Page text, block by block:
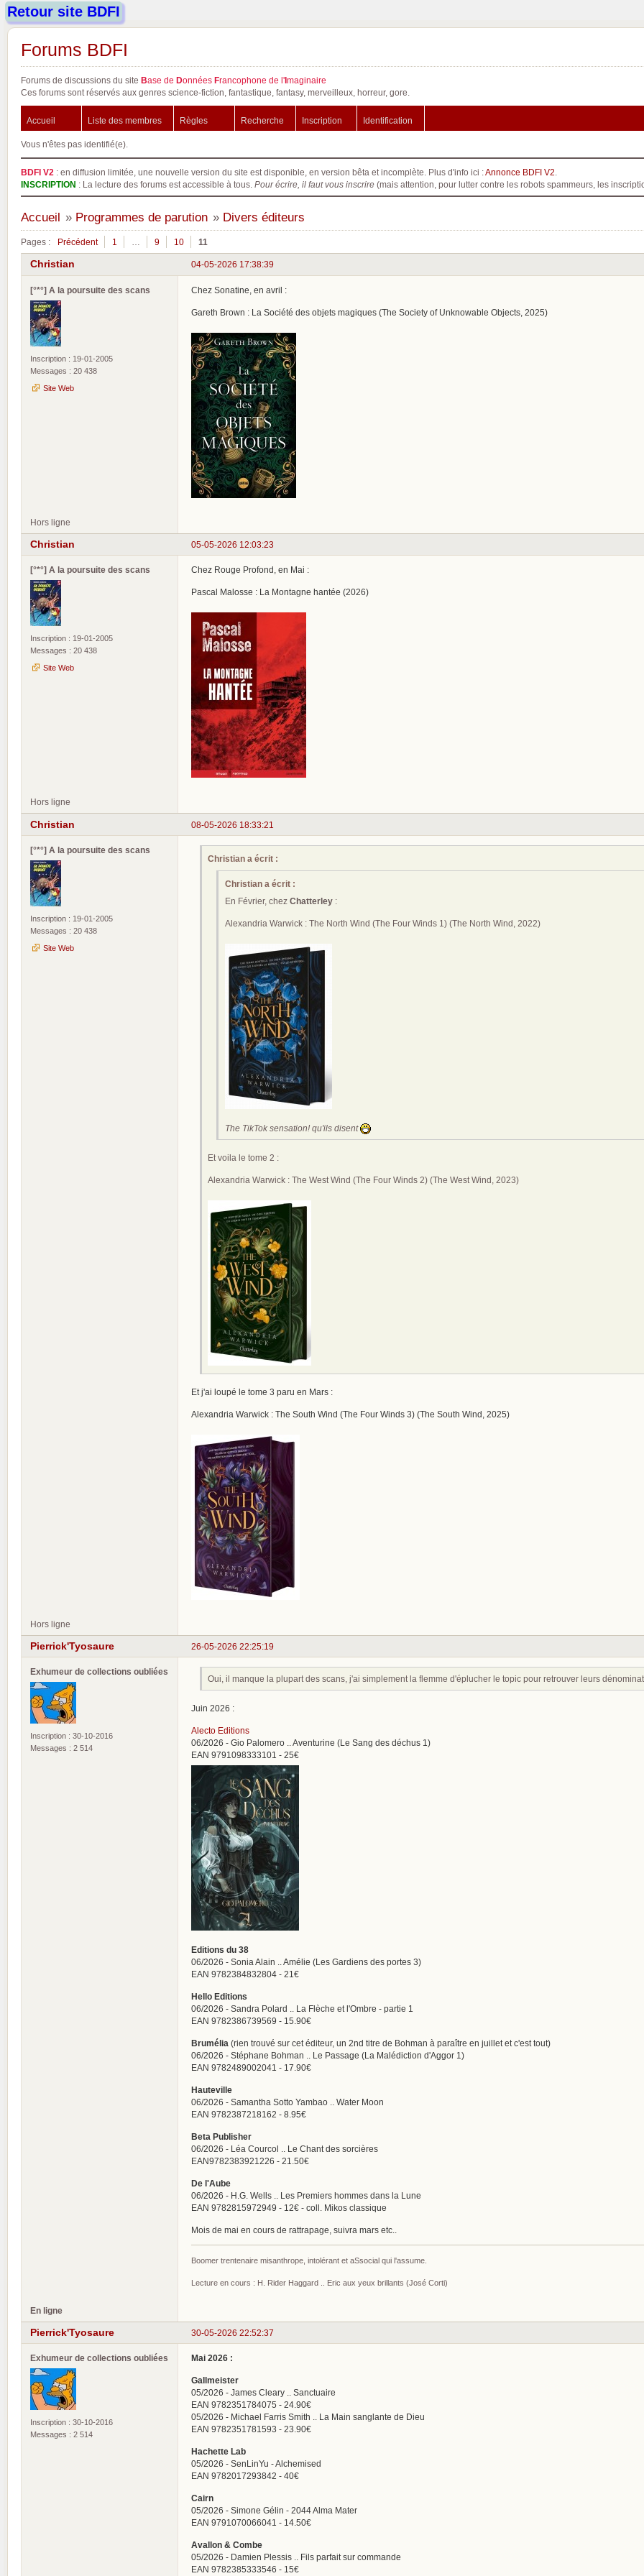
Retour site BDFI
Forums BDFI
Forums de discussions du site Base de Données Francophone de l'Imaginaire
Ces forums sont réservés aux genres science-fiction, fantastique, fantasy, merveilleux, horreur, gore.
Accueil Liste des membres Règles Recherche Inscription Identification
Vous n'êtes pas identifié(e).
BDFI V2 : en diffusion limitée, une nouvelle version du site est disponible, en version bêta et incomplète. Plus d'info ici :Annonce BDFI V2
INSCRIPTION : La lecture des forums est accessible à tous. Pour écrire, il faut vous inscrire (mais attention, pour lutter contre les robots spammeurs, les
Accueil » Programmes de parution » Divers éditeurs
Pages : Précédent 1 9 10 11
04-05-2026 17:38:39
Christian
[°*°] A la poursuite des scans
Inscription : 19-01-2005
Messages : 20 438
Site Web
Chez Sonatine, en avril :
Gareth Brown : La Société des objets magiques (The Society of Unknowable Objects, 2025)
Hors ligne
05-05-2026 12:03:23
Christian
[°*°] A la poursuite des scans
Inscription : 19-01-2005
Messages : 20 438
Site Web
Chez Rouge Profond, en Mai :
Pascal Malosse : La Montagne hantée (2026)
Hors ligne
08-05-2026 18:33:21
Christian
[°*°] A la poursuite des scans
Inscription : 19-01-2005
Messages : 20 438
Site Web
Christian a écrit :
Christian a écrit :
En Février, chez Chatterley:
Alexandria Warwick : The North Wind (The Four Winds 1) (The North Wind, 2022)
The TikTok sensation! qu'ils disent
Et voila le tome 2 :
Alexandria Warwick : The West Wind (The Four Winds 2) (The West Wind, 2023)
Et j'ai loupé le tome 3 paru en Mars :
Alexandria Warwick : The South Wind (The Four Winds 3) (The South Wind, 2025)
Hors ligne
26-05-2026 22:25:19
Pierrick'Tyosaure
Exhumeur de collections oubliées
Inscription : 30-10-2016
Messages : 2 514
Oui, il manque la plupart des scans, j'ai simplement la flemme d'éplucher le topic pour retrouver leurs
Juin 2026 :
Alecto Editions
06/2026 - Gio Palomero .. Aventurine (Le Sang des déchus 1)
EAN 9791098333101 - 25€
Editions du 38
06/2026 - Sonia Alain .. Amélie (Les Gardiens des portes 3)
EAN 9782384832804 - 21€
Hello Editions
06/2026 - Sandra Polard .. La Flèche et l'Ombre - partie 1
EAN 9782386739569 - 15.90€
Brumélia (rien trouvé sur cet éditeur, un 2nd titre de Bohman à paraître en juillet et c'est tout)
06/2026 - Stéphane Bohman .. Le Passage (La Malédiction d'Aggor 1)
EAN 9782489002041 - 17.90€
Hauteville
06/2026 - Samantha Sotto Yambao .. Water Moon
EAN 9782387218162 - 8.95€
Beta Publisher
06/2026 - Léa Courcol .. Le Chant des sorcières
EAN9782383921226 - 21.50€
De l'Aube
06/2026 - H.G. Wells .. Les Premiers hommes dans la Lune
EAN 9782815972949 - 12€ - coll. Mikos classique
Mois de mai en cours de rattrapage, suivra mars etc..
Boomer trentenaire misanthrope, intolérant et aSsocial qui l'assume.
Lecture en cours : H. Rider Haggard .. Eric aux yeux brillants (José Corti)
En ligne
30-05-2026 22:52:37
Pierrick'Tyosaure
Exhumeur de collections oubliées
Inscription : 30-10-2016
Messages : 2 514
Mai 2026 :
Gallmeister
05/2026 - James Cleary .. Sanctuaire
EAN 9782351784075 - 24.90€
05/2026 - Michael Farris Smith .. La Main sanglante de Dieu
EAN 9782351781593 - 23.90€
Hachette Lab
05/2026 - SenLinYu - Alchemised
EAN 9782017293842 - 40€
Cairn
05/2026 - Simone Gélin - 2044 Alma Mater
EAN 9791070066041 - 14.50€
Avallon & Combe
05/2026 - Damien Plessis .. Fils parfait sur commande
EAN 9782385333546 - 15€